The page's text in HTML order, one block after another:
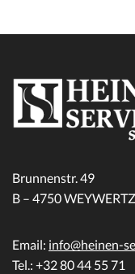
Brunnenstr. 49
B – 4750 WEYWERTZ
Email: info@heinen-
Tel.: +32 80 44 55 71